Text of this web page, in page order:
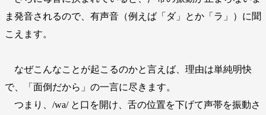
ま発音されるので、有声音（例えば「ダ」とか「ラ」）に聞
こえます。
なぜこんなことが起こるのかと言えば、理由は単純明快
で、「面倒だから」の一言に尽きます。
つまり、/wa/ と口を開け、舌の位置を下げて声帯を振動さ